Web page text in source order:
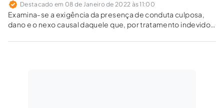
Destacado em 08 de Janeiro de 2022 às 11:00
Examina-se a exigência da presença de conduta culposa,
dano e o nexo causal daquele que, por tratamento indevido